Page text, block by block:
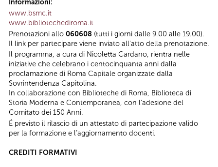
Informazioni:
www.bsmc.it
www.bibliotechediroma.it
Prenotazioni allo 060608 (tutti i giorni dalle 9.00 alle 19.00).
Il link per partecipare viene inviato all'atto della prenotazione.
Il programma, a cura di Nicoletta Cardano, rientra nelle
iniziative che celebrano i centocinquanta anni dalla
proclamazione di Roma Capitale organizzate dalla
Sovrintendenza Capitolina.
In collaborazione con Biblioteche di Roma, Biblioteca di
Storia Moderna e Contemporanea, con l’adesione del
Comitato dei 150 Anni.
É previsto il rilascio di un attestato di partecipazione valido
per la formazione e l’aggiornamento docenti.
CREDITI FORMATIVI